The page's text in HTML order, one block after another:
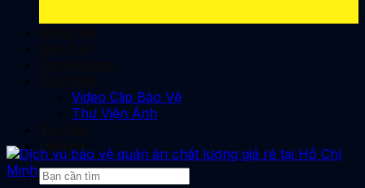
Video Clip Bảo Vệ
Thư Viện Ảnh
Liên Hệ